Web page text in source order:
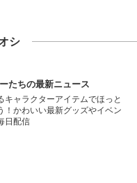
シ
たちの最新ニュース
キャラクターアイテムでほっと
！かわいい最新グッズやイベン
日配信